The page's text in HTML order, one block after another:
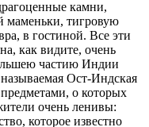
камни,
маменьки, тигровую
в гостиной. Все эти
как видите, очень
частию Индии
Ост-Индская
о которых
очень ленивы:
которое известно